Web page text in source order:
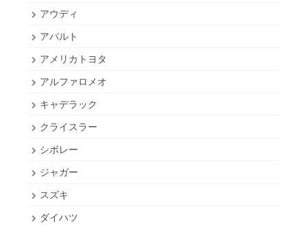
アウディ
アバルト
アメリカトヨタ
アルファロメオ
キャデラック
クライスラー
シボレー
ジャガー
スズキ
ダイハツ